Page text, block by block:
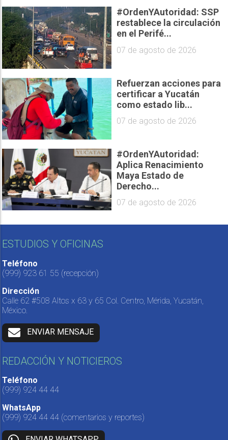
#OrdenYAutoridad: SSP
restablece la circulación
en el Perifé...
07 de agosto de 2026
Refuerzan acciones para
certificar a Yucatán
como estado lib...
07 de agosto de 2026
#OrdenYAutoridad:
Aplica Renacimiento
Maya Estado de
Derecho...
07 de agosto de 2026
ESTUDIOS Y OFICINAS
Teléfono
(999) 923 61 55 (recepción)
Dirección
Calle 62 #508 Altos x 63 y 65 Col. Centro, Mérida, Yucatán,
México.
ENVIAR MENSAJE
REDACCIÓN Y NOTICIEROS
Teléfono
(999) 924 44 44
WhatsApp
(999) 924 44 44 (comentarios y reportes)